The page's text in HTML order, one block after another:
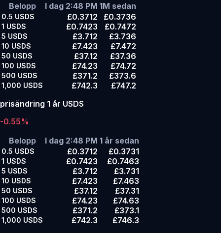
Belopp
I dag 2:48 PM 1M sedan
0.5 USDS £0.3712 £0.3736
1 USDS £0.7423 £0.7472
5 USDS £3.712 £3.736
10 USDS £7.423 £7.472
50 USDS £37.12 £37.36
100 USDS £74.23 £74.72
500 USDS £371.2 £373.6
1,000 USDS £742.3
£747.2
prisändring 1 år USDS
-0.55%
Belopp
I dag 2:48 PM 1 år sedan
0.5 USDS £0.3712 £0.3731
1 USDS £0.7423 £0.7463
5 USDS £3.712 £3.731
10 USDS £7.423 £7.463
50 USDS £37.12 £37.31
100 USDS £74.23 £74.63
500 USDS £371.2 £373.1
1,000 USDS £742.3
£746.3